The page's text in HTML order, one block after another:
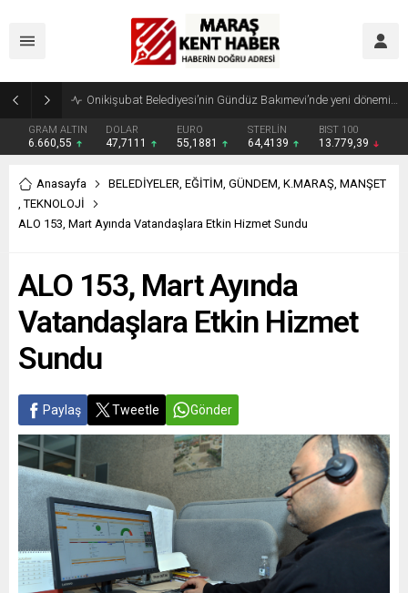
Geleneksel Ağustos Fuarı’nda Madrigal Coşkusu
GRAM ALTIN
6.660,55
DOLAR
47,7111
EURO
55,1881
STERLİN
64,4139
BIST 100
13.779,39
Anasayfa BELEDİYELER, EĞİTİM, GÜNDEM, K.MARAŞ, MANŞET
,TEKNOLOJİ
ALO 153, Mart Ayında Vatandaşlara Etkin Hizmet Sundu
ALO 153, Mart Ayında
Vatandaşlara Etkin Hizmet
Sundu
Paylaş Tweetle Gönder